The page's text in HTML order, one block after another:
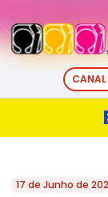
17 de Junho de